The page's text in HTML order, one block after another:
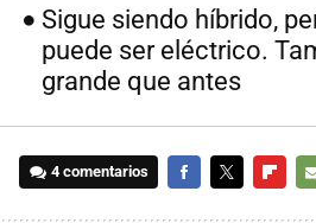
Sigue siendo híbrido,
puede ser eléctrico.
grande que antes
4 comentarios